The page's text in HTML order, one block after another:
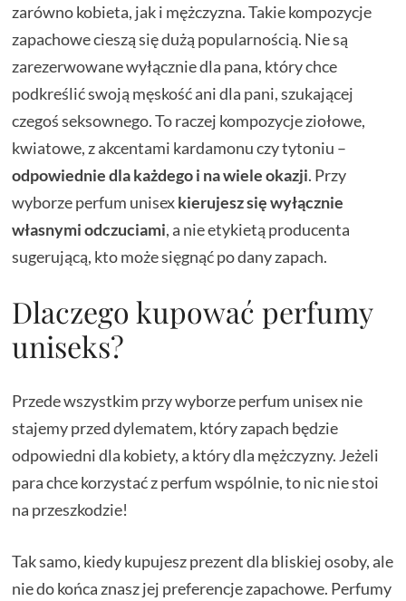
zarówno kobieta, jak i mężczyzna. Takie kompozycje
zapachowe cieszą się dużą popularnością. Nie są
zarezerwowane wyłącznie dla pana, który chce
podkreślić swoją męskość ani dla pani, szukającej
czegoś seksownego. To raczej kompozycje ziołowe,
kwiatowe, z akcentami kardamonu czy tytoniu –
odpowiednie dla każdego i na wiele okazji. Przy
wyborze perfum unisexkierujesz się wyłącznie
własnymi odczuciami, a nie etykietą producenta
sugerującą, kto może sięgnąć po dany zapach.
Dlaczego kupować perfumy
uniseks?
Przede wszystkim przy wyborze perfum unisex nie
stajemy przed dylematem, który zapach będzie
odpowiedni dla kobiety, a który dla mężczyzny. Jeżeli
para chce korzystać z perfum wspólnie, to nic nie stoi
na przeszkodzie!
Tak samo, kiedy kupujesz prezent dla bliskiej osoby, ale
nie do końca znasz jej preferencje zapachowe. Perfumy